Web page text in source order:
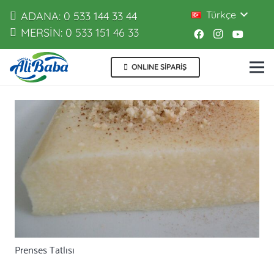
ADANA: 0 533 144 33 44
MERSİN: 0 533 151 46 33
Türkçe
ONLINE SİPARİŞ
Prenses Tatlısı